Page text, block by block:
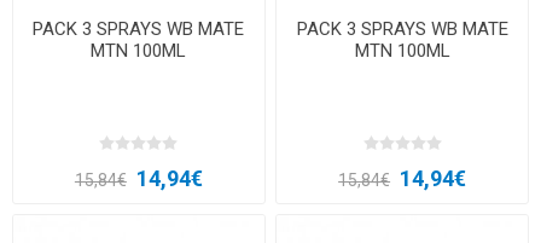
PACK 3 SPRAYS WB MATE
MTN 100ML
15,84€ 14,94€
PACK 3 SPRAYS WB MATE
MTN 100ML
15,84€ 14,94€